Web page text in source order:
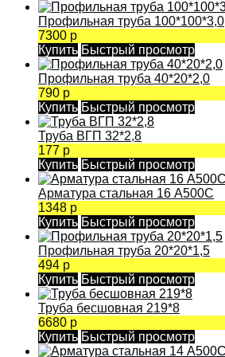
Профильная труба 100*100*3,0
7300 р
Купить Быстрый просмотр
Профильная труба 40*20*2,0
790 р
Купить Быстрый просмотр
Труба ВГП 32*2,8
177 р
Купить Быстрый просмотр
Арматура стальная 16 А500С
1348 р
Купить Быстрый просмотр
Профильная труба 20*20*1,5
494 р
Купить Быстрый просмотр
Труба бесшовная 219*8
6680 р
Купить Быстрый просмотр